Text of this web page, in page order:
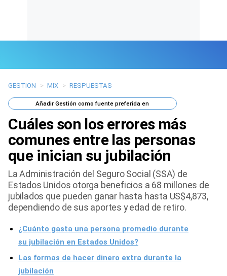
Últimas Noticias
Mi Bolsillo
Gente
Vida Laboral
Tendencias Mix
Sports
GESTION > MIX > RESPUESTAS
AñadirGestión como fuente preferida en
Cuáles son los errores más
comunes entre las personas
que inician su jubilación
La Administración del Seguro Social (SSA) de
Estados Unidos otorga beneficios a 68 millones de
jubilados que pueden ganar hasta hasta US$4,873,
dependiendo de sus aportes y edad de retiro.
¿Cuánto gasta una persona promedio durante
su jubilación en Estados Unidos?
Las formas de hacer dinero extra durante la
jubilación